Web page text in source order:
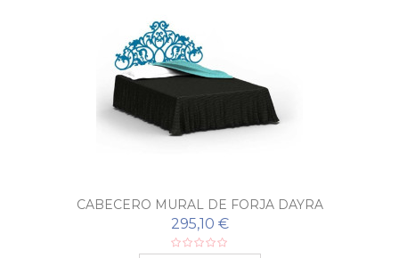
CABECERO MURAL DE FORJA DAYRA
295,10 €